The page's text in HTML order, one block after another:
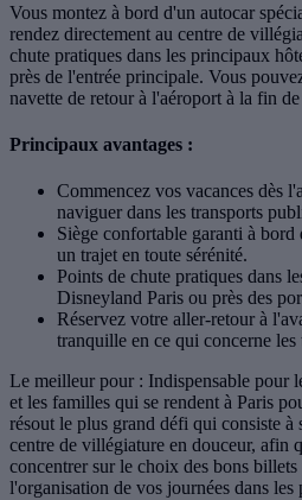
Vous montez à bord d'un autocar
rendez directement au centre de
chute pratiques dans les principaux
près de l'entrée principale. Vous
navette de retour à l'aéroport à la fin
Principaux avantages :
Commencez vos vacances dès
naviguer dans les transports
Siège confortable garanti à
un trajet en toute sérénité.
Points de chute pratiques dans
Disneyland Paris ou près des
Réservez votre aller-retour à
tranquille en ce qui concerne les
Le meilleur pour : Indispensable pour
et les familles qui se rendent à Paris
résout le plus grand défi qui consiste à
centre de villégiature en douceur, afin
concentrer sur le choix des bons
l'organisation de vos journées dans les